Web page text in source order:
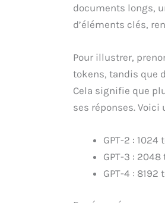
documents longs,
d’éléments clés,
Pour illustrer,
tokens, tandis que
Cela signifie que
ses réponses.
GPT-2 : 1024
GPT-3 :
GPT-4 : 8192